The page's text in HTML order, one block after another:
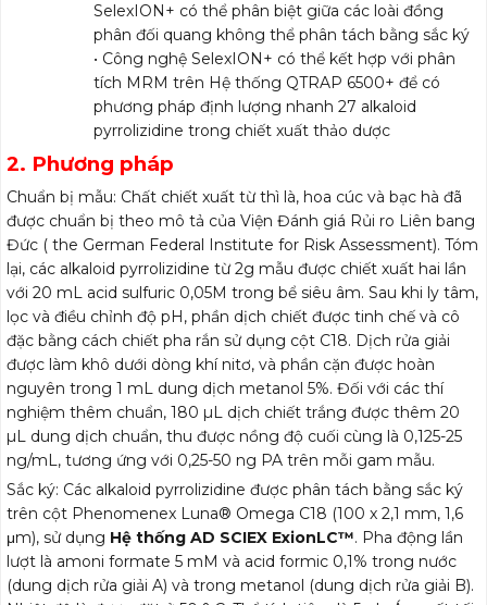
SelexION+ có thể phân biệt giữa các loài đồng
phân đối quang không thể phân tách bằng sắc ký
• Công nghệ SelexION+ có thể kết hợp với phân
tích MRM trên Hệ thống QTRAP 6500+ để có
phương pháp định lượng nhanh 27 alkaloid
pyrrolizidine trong chiết xuất thảo dược
2. Phương pháp
Chuẩn bị mẫu: Chất chiết xuất từ thì là, hoa cúc và bạc hà đã
được chuẩn bị theo mô tả của Viện Đánh giá Rủi ro Liên bang
Đức ( the German Federal Institute for Risk Assessment). Tóm
lại, các alkaloid pyrrolizidine từ 2g mẫu được chiết xuất hai lần
với 20 mL acid sulfuric 0,05M trong bể siêu âm. Sau khi ly tâm,
lọc và điều chỉnh độ pH, phần dịch chiết được tinh chế và cô
đặc bằng cách chiết pha rắn sử dụng cột C18. Dịch rửa giải
được làm khô dưới dòng khí nitơ, và phần cặn được hoàn
nguyên trong 1 mL dung dịch metanol 5%. Đối với các thí
nghiệm thêm chuẩn, 180 µL dịch chiết trắng được thêm 20
µL dung dịch chuẩn, thu được nồng độ cuối cùng là 0,125-25
ng/mL, tương ứng với 0,25-50 ng PA trên mỗi gam mẫu.
Sắc ký: Các alkaloid pyrrolizidine được phân tách bằng sắc ký
trên cột Phenomenex Luna® Omega C18 (100 x 2,1 mm, 1,6
μm), sử dụng Hệ thống AD SCIEX ExionLC™. Pha động lần
lượt là amoni formate 5 mM và acid formic 0,1% trong nước
(dung dịch rửa giải A) và trong metanol (dung dịch rửa giải B).